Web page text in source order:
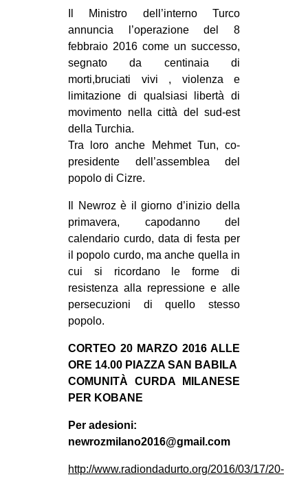
Il Ministro dell’interno Turco
annuncia l’operazione del 8
febbraio 2016 come un successo,
segnato da centinaia di
morti,bruciati vivi , violenza e
limitazione di qualsiasi libertà di
movimento nella città del sud-est
della Turchia.
Tra loro anche Mehmet Tun, co-
presidente dell’assemblea del
popolo di Cizre.
Il Newroz è il giorno d’inizio della
primavera, capodanno del
calendario curdo, data di festa per
il popolo curdo, ma anche quella in
cui si ricordano le forme di
resistenza alla repressione e alle
persecuzioni di quello stesso
popolo.
CORTEO 20 MARZO 2016 ALLE
ORE 14.00 PIAZZA SAN BABILA
COMUNITÀ CURDA MILANESE
PER KOBANE
Per adesioni:
newrozmilano2016@gmail.com
http://www.radiondadurto.org/2016/03/17/20-